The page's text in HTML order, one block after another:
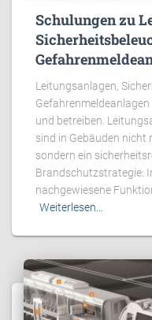
Schulungen zu
Leitungsanlagen,
und betreiben.
sind in Gebäuden
sondern ein
Brandschutzstrategie:
nachgewiesene
Weiterlesen…